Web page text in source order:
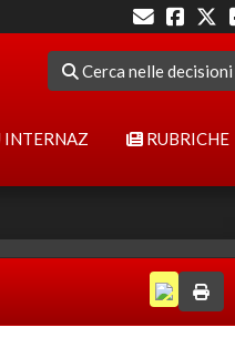
Cerca nelle decisioni
RUBRICHE